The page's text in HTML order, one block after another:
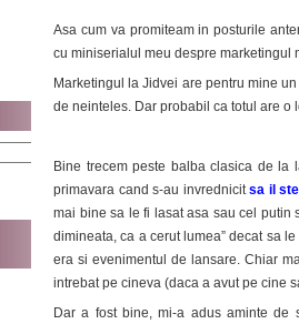
Asa cum va promiteam in posturile
cu miniserialul meu despre marketingul
Marketingul la Jidvei are pentru mine
de neinteles. Dar probabil ca totul are o
Bine trecem peste balba clasica de la
primavara cand s-au invrednicitsa il
mai bine sa le fi lasat asa sau cel putin
dimineata, ca a cerut lumea” decat sa
era si evenimentul de lansare. Chiar
intrebat pe cineva (daca a avut pe cine
Dar a fost bine, mi-a adus aminte